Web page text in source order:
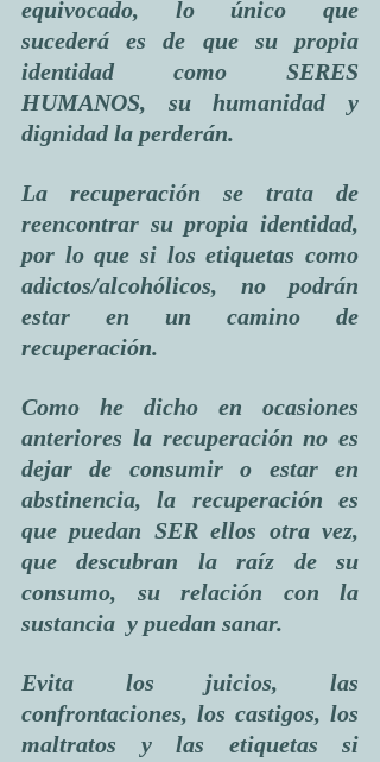
equivocado, lo único que
sucederá es de que su propia
identidad como SERES
HUMANOS, su humanidad y
dignidad la perderán.
La recuperación se trata de
reencontrar su propia identidad,
por lo que si los etiquetas como
adictos/alcohólicos, no podrán
estar en un camino de
recuperación.
Como he dicho en ocasiones
anteriores la recuperación no es
dejar de consumir o estar en
abstinencia, la recuperación es
que puedan SER ellos otra vez,
que descubran la raíz de su
consumo, su relación con la
sustancia  y puedan sanar.
Evita los juicios, las
confrontaciones, los castigos, los
maltratos y las etiquetas si